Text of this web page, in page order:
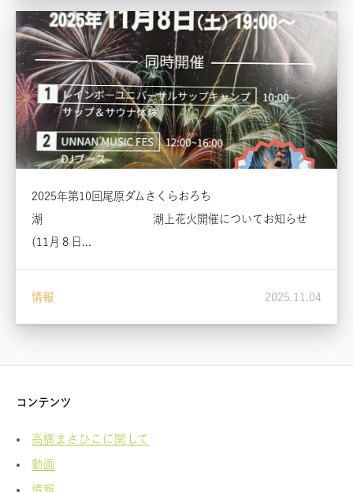
2025年第10回尾原ダムさくらおろち
湖 湖上花火開催についてお知らせ
(11月８日...
情報 2025.11.04
コンテンツ
高橋まさひこに関して
動画
情報